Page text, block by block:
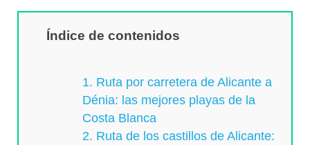
Índice de contenidos
1. Ruta por carretera de Alicante a
Dénia: las mejores playas de la
Costa Blanca
2. Ruta de los castillos de Alicante: